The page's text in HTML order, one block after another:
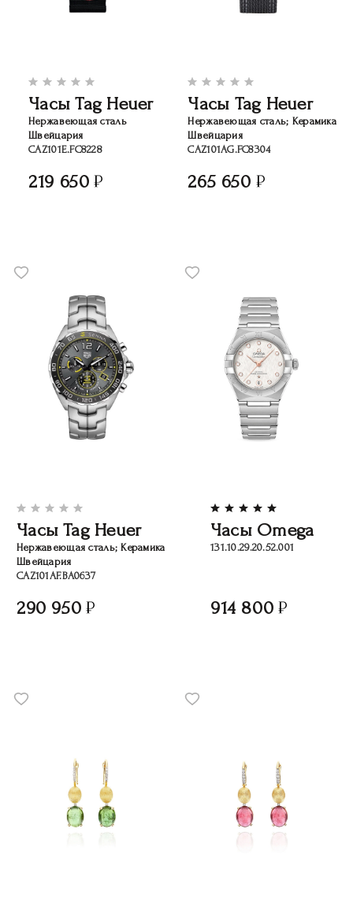
Часы Tag Heuer
Нержавеющая сталь
Швейцария
CAZ101E.FC8228
219 650
Часы Tag Heuer
Нержавеющая сталь; Керамика
Швейцария
CAZ101AG.FC8304
265 650
Часы Tag Heuer
Нержавеющая сталь; Керамика
Швейцария
CAZ101AF.BA0637
290 950
Часы Omega
131.10.29.20.52.001
914 800